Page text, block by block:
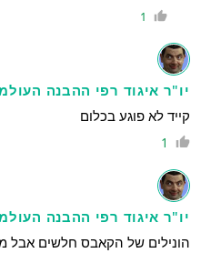
1
יו"ר איגוד רפי ההבנה
קייד לא פוגע בכלום
1
יו"ר איגוד רפי ההבנה
הונילים של הקאבס חלשים אבל